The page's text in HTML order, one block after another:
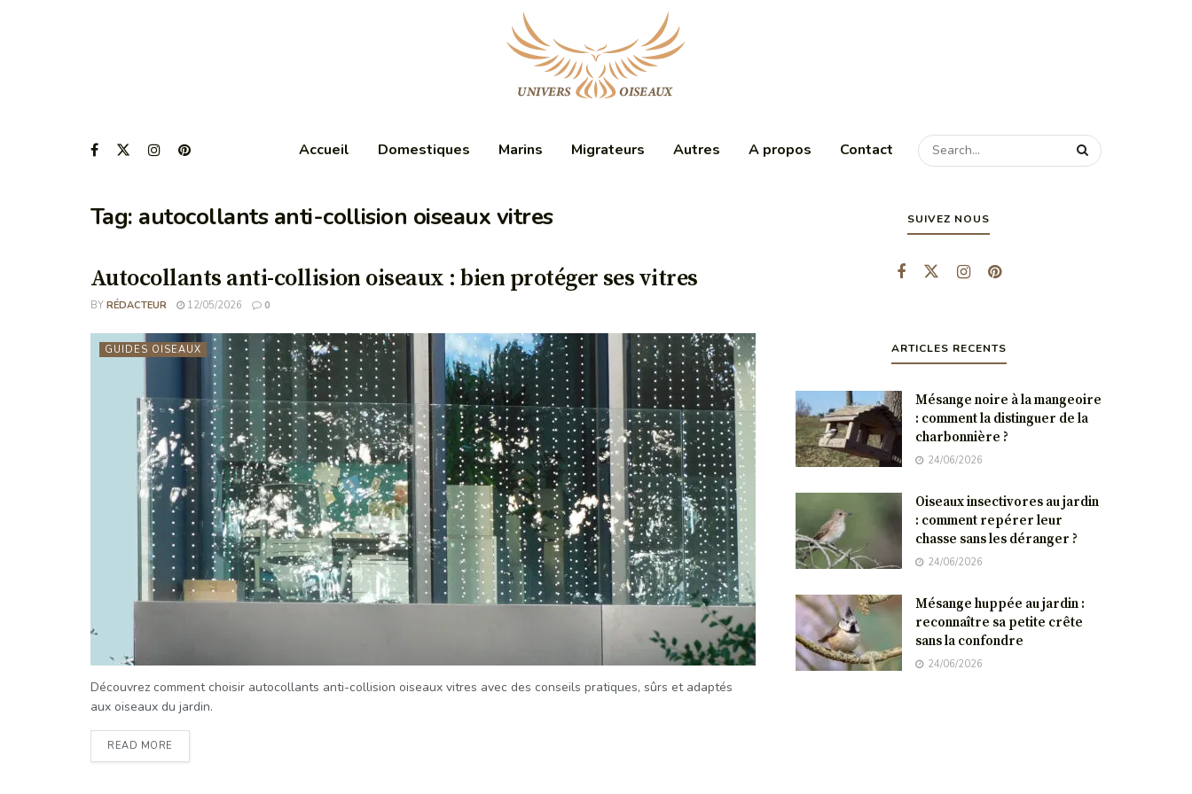
Accueil Domestiques Marins Migrateurs Autres A propos Contact
Tag: autocollants anti-collision oiseaux vitres
Autocollants anti-collision oiseaux : bien protéger ses vitres
BY RÉDACTEUR 12/05/2026 0
GUIDES OISEAUX
Découvrez comment choisir autocollants anti-collision oiseaux vitres avec des conseils pratiques, sûrs et adaptés
aux oiseaux du jardin.
READ MORE
SUIVEZ NOUS
ARTICLES RECENTS
Mésange noire à la mangeoire
: comment la distinguer de la
charbonnière ?
24/06/2026
Oiseaux insectivores au jardin
: comment repérer leur
chasse sans les déranger ?
24/06/2026
Mésange huppée au jardin :
reconnaître sa petite crête
sans la confondre
24/06/2026